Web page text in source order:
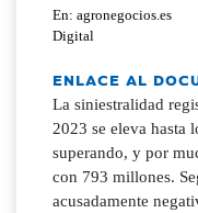
En: agronegocios.es
Digital
ENLACE AL
La siniestralidad
2023 se eleva hasta
superando, y por
con 793 millones.
acusadamente